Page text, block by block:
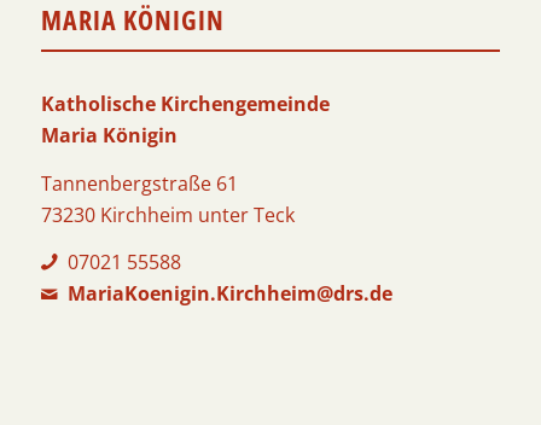
MARIA KÖNIGIN
Katholische Kirchengemeinde
Maria Königin
Tannenbergstraße 61
73230 Kirchheim unter Teck
07021 55588
MariaKoenigin.Kirchheim@drs.de